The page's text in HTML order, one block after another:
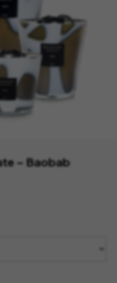
– Baobab